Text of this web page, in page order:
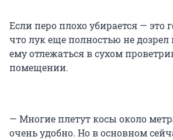
Если перо плохо убирается — это
что лук еще полностью не
ему отлежаться в сухом
помещении.
— Многие плетут косы около
очень удобно. Но в основном